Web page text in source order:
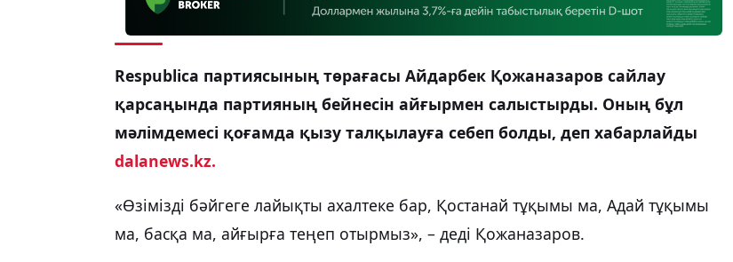
Respublica партиясының төрағасы Айдарбек Қожаназаров сайлау
қарсаңында партияның бейнесін айғырмен салыстырды. Оның бұл
мәлімдемесі қоғамда қызу талқылауға себеп болды, деп хабарлайды
dalanews.kz.
«Өзімізді бәйгеге лайықты ахалтеке бар, Қостанай тұқымы ма, Адай тұқымы
ма, басқа ма, айғырға теңеп отырмыз», – деді Қожаназаров.